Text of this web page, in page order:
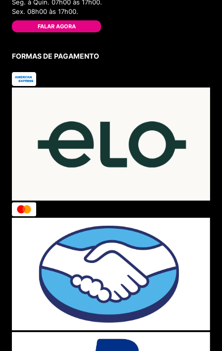
Seg. à Quin. 07h00 às 17h00.
Sex. 08h00 às 17h00.
FALAR AGORA
FORMAS DE PAGAMENTO